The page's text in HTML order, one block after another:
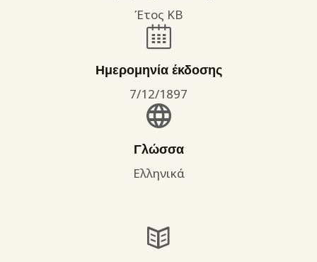
Έτος ΚΒ
Ημερομηνία έκδοσης
7/12/1897
Γλώσσα
Ελληνικά